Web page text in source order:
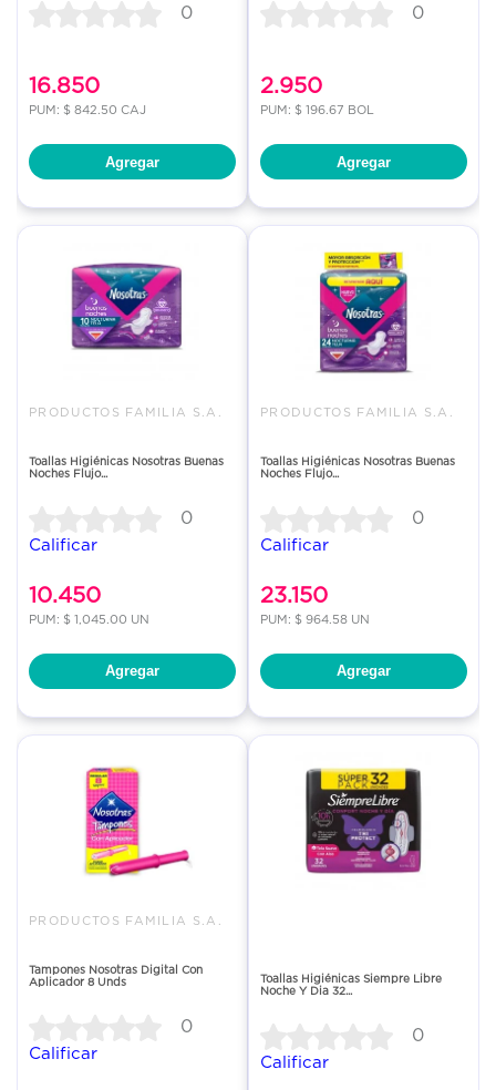
0
16.850
PUM: $ 842.50 CAJ
Agregar
0
2.950
PUM: $ 196.67 BOL
Agregar
PRODUCTOS FAMILIA S.A.
Toallas Higiénicas Nosotras Buenas
Noches Flujo...
0
Calificar
10.450
PUM: $ 1,045.00 UN
Agregar
PRODUCTOS FAMILIA S.A.
Toallas Higiénicas Nosotras Buenas
Noches Flujo...
0
Calificar
23.150
PUM: $ 964.58 UN
Agregar
PRODUCTOS FAMILIA S.A.
Tampones Nosotras Digital Con
Aplicador 8 Unds
0
Calificar
Toallas Higiénicas Siempre Libre
Noche Y Dia 32...
0
Calificar